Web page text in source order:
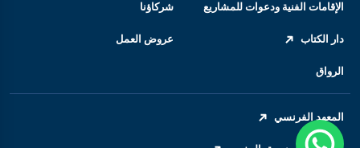
الإقامات الفنية ودعوات للمشاريع شركاؤنا
دار الكتاب عروض العمل
الرواق
المعهد الفرنسي